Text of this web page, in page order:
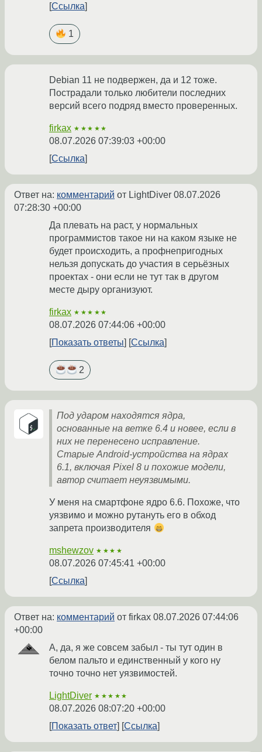
Ссылка
1
Debian 11 не подвержен, да и 12 тоже.
Пострадали только любители последних
версий всего подряд вместо проверенных.
firkax ★★★★★
08.07.2026 07:39:03 +00:00
Ссылка
Ответ на: комментарий от LightDiver 08.07.2026
07:28:30 +00:00
Да плевать на раст, у нормальных
программистов такое ни на каком языке не
будет происходить, а профнепригодных
нельзя допускать до участия в серьёзных
проектах - они если не тут так в другом
месте дыру организуют.
firkax ★★★★★
08.07.2026 07:44:06 +00:00
Показать ответы
Ссылка
2
Под ударом находятся ядра,
основанные на ветке 6.4 и новее, если в
них не перенесено исправление.
Старые Android-устройства на ядрах
6.1, включая Pixel 8 и похожие модели,
автор считает неуязвимыми.
У меня на смартфоне ядро 6.6. Похоже, что
уязвимо и можно рутануть его в обход
запрета производителя
mshewzov ★★★★
08.07.2026 07:45:41 +00:00
Ссылка
Ответ на: комментарий от firkax 08.07.2026 07:44:06
+00:00
А, да, я же совсем забыл - ты тут один в
белом пальто и единственный у кого ну
точно точно нет уязвимостей.
LightDiver ★★★★★
08.07.2026 08:07:20 +00:00
Показать ответ
Ссылка